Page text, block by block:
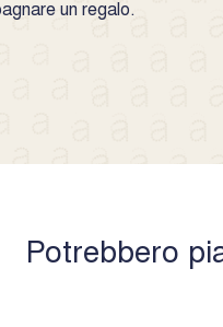
un regalo.
Potrebbero